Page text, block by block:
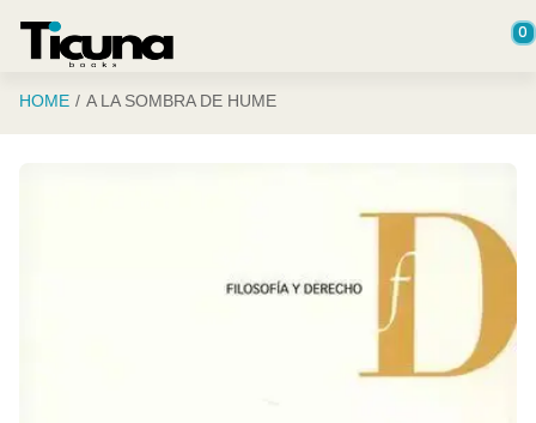
0
HOME A LA SOMBRA DE HUME